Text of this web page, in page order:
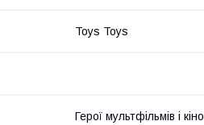
Toys Toys
Герої мультфільмів і кіно